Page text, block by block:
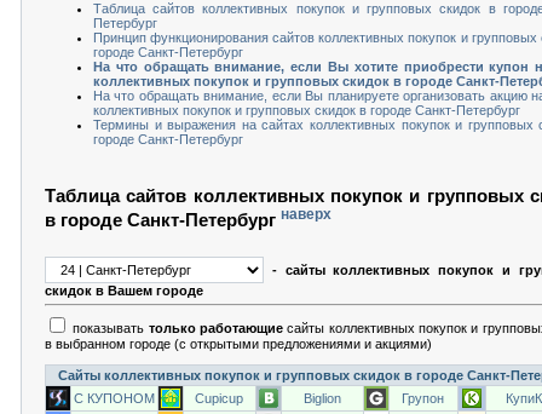
Таблица сайтов коллективных покупок и групповых скидок в
Петербург
Принцип функционирования сайтов коллективных покупок и групповых
городе Санкт-Петербург
На что обращать внимание, если Вы хотите приобрести купон
коллективных покупок и групповых скидок в городе Санкт-
На что обращать внимание, если Вы планируете организовать акцию
коллективных покупок и групповых скидок в городе Санкт-Петербург
Термины и выражения на сайтах коллективных покупок и групповых
городе Санкт-Петербург
Таблица сайтов коллективных покупок и групповых
в городе Санкт-Петербург наверх
- сайты коллективных покупок и
скидок в Вашем городе
показывать только работающие сайты коллективных покупок и
в выбранном городе (с открытыми предложениями и акциями)
Сайты коллективных покупок и групповых скидок в городе Санкт-
С КУПОНОМ
Cupicup Biglion Групон